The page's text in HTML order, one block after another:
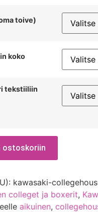
toive)
koko
tekstiiliin
ostoskoriin
kawasaki-
colleget ja boxerit,
aikuinen,